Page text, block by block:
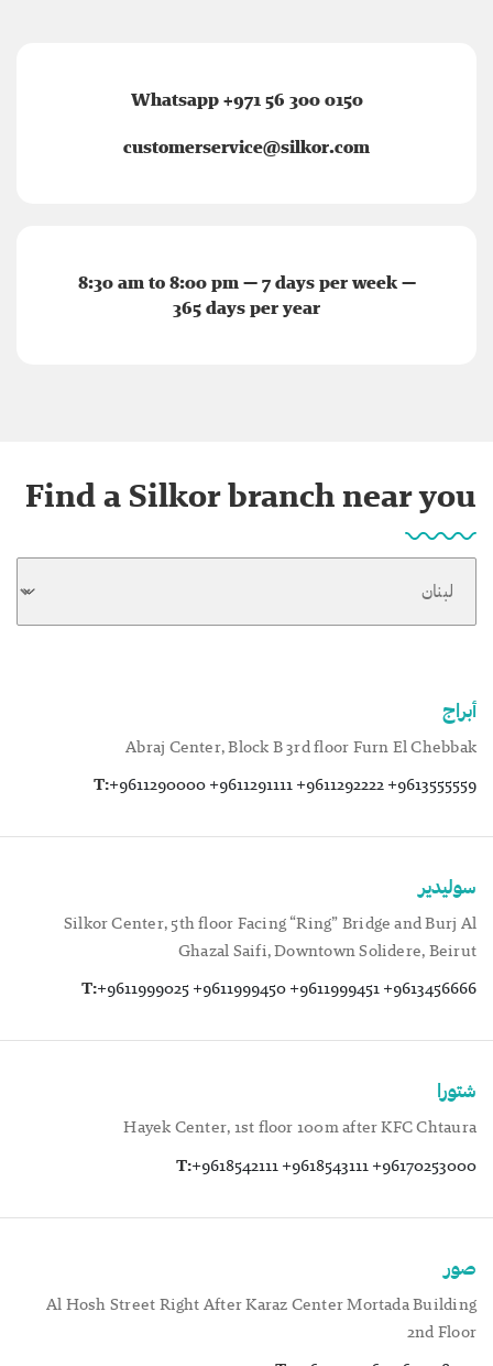
Whatsapp +971 56 300 0150
customerservice@silkor.com
8:30 am to 8:00 pm — 7 days per week —
365 days per year
Find a Silkor branch near you
أبراج
Abraj Center, Block B 3rd floor Furn El Chebbak
T:+9611290000 +9611291111 +9611292222 +9613555559
سوليدير
Silkor Center, 5th floor Facing “Ring” Bridge and Burj Al
Ghazal Saifi, Downtown Solidere, Beirut
T:+9611999025 +9611999450 +9611999451 +9613456666
شتورا
Hayek Center, 1st floor 100m after KFC Chtaura
T:+9618542111 +9618543111 +96170253000
صور
Al Hosh Street Right After Karaz Center Mortada Building
2nd Floor